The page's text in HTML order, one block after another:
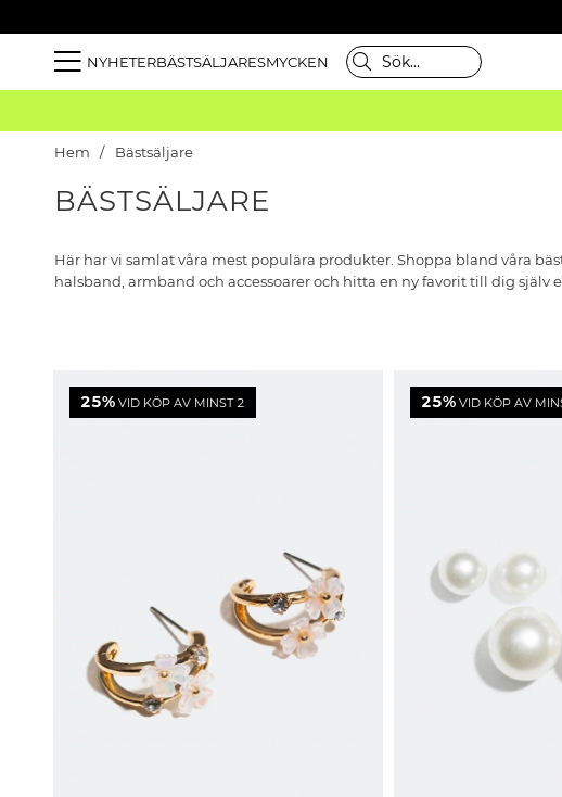
NYHETERBÄSTSÄLJARESMYCKEN
Hem Bästsäljare
BÄSTSÄLJARE
Här har vi samlat våra mest populära produkter. Shoppa bland våra
halsband, armband och accessoarer och hitta en ny favorit till dig själv
25% VID KÖP AV MINST 2 25% VID KÖP AV